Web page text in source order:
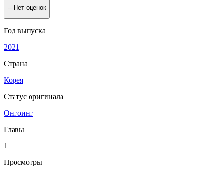
-- Нет оценок
Год выпуска
2021
Страна
Корея
Статус оригинала
Онгоинг
Главы
1
Просмотры